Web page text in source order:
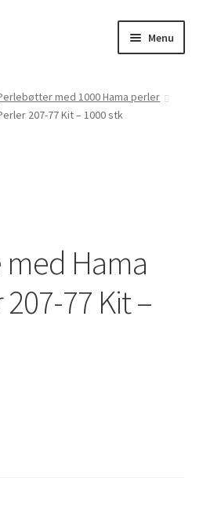
Menu
JULIE PEDERSEN
med 1000 Hama perler
207-77 Kit – 1000 stk
Hama
77 Kit –